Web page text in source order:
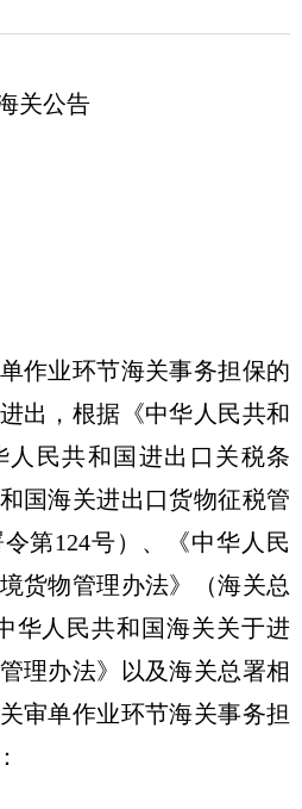
关公告
作业环节海关事务担保的
出，根据《中华人民共和
人民共和国进出口关税条
国海关进出口货物征税管
第124号）、《中华人民
货物管理办法》（海关总
华人民共和国海关关于进
理办法》以及海关总署相
审单作业环节海关事务担